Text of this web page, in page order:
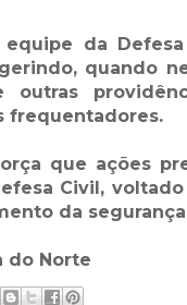
equipe da
quando
outras
frequentadores.
que ações
Civil,
da
do Norte